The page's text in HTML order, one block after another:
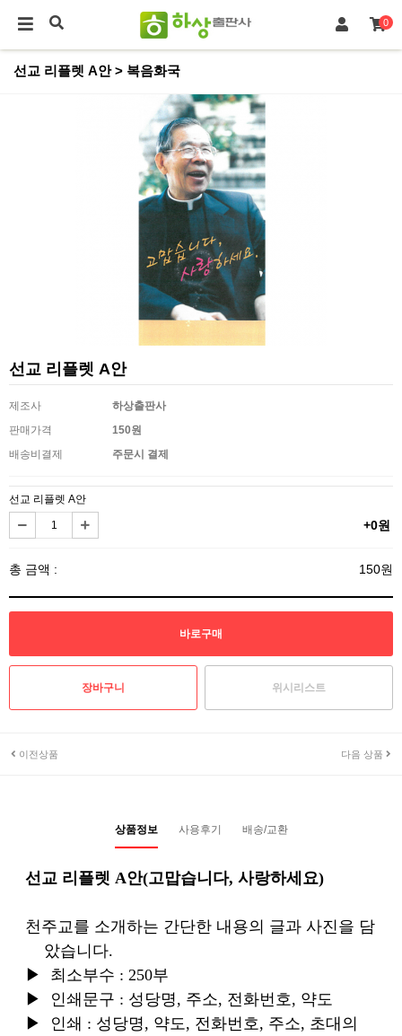
0
선교 리플렛 A안 > 복음화국
선교 리플렛 A안
제조사
하상출판사
판매가격
150원
배송비결제
주문시 결제
선교 리플렛 A안
+0원
총 금액 : 150원
위시리스트
이전상품 다음 상품
상품정보 사용후기 배송/교환
선교 리플렛A안(고맙습니다,사랑하세요)
천주교를 소개하는 간단한 내용의 글과 사진을 담
았습니다.
▶
최소부수 : 250부
▶
인쇄문구 : 성당명, 주소, 전화번호, 약도
▶
인쇄 : 성당명, 약도, 전화번호, 주소, 초대의